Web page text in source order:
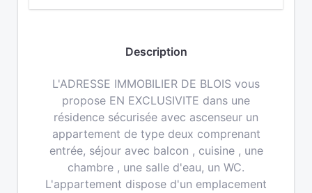
Description
L'ADRESSE IMMOBILIER DE BLOIS vous
propose EN EXCLUSIVITE dans une
résidence sécurisée avec ascenseur un
appartement de type deux comprenant
entrée, séjour avec balcon , cuisine , une
chambre , une salle d'eau, un WC.
L'appartement dispose d'un emplacement